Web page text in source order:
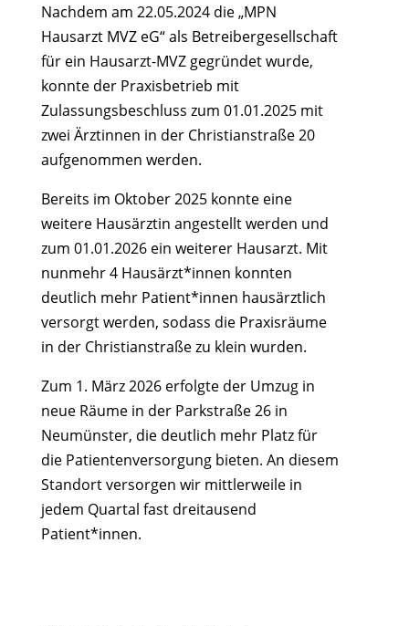
Nachdem am 22.05.2024 die „MPN
Hausarzt MVZ eG“ als Betreibergesellschaft
für ein Hausarzt-MVZ gegründet wurde,
konnte der Praxisbetrieb mit
Zulassungsbeschluss zum 01.01.2025 mit
zwei Ärztinnen in der Christianstraße 20
aufgenommen werden.
Bereits im Oktober 2025 konnte eine
weitere Hausärztin angestellt werden und
zum 01.01.2026 ein weiterer Hausarzt. Mit
nunmehr 4 Hausärzt*innen konnten
deutlich mehr Patient*innen hausärztlich
versorgt werden, sodass die Praxisräume
in der Christianstraße zu klein wurden.
Zum 1. März 2026 erfolgte der Umzug in
neue Räume in der Parkstraße 26 in
Neumünster, die deutlich mehr Platz für
die Patientenversorgung bieten. An diesem
Standort versorgen wir mittlerweile in
jedem Quartal fast dreitausend
Patient*innen.